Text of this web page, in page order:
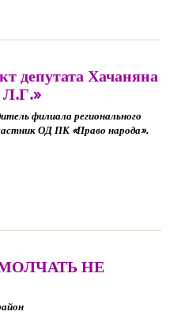
депутата Хачаняна
филиала регионального
ОД ПК «Право народа».
НЕ